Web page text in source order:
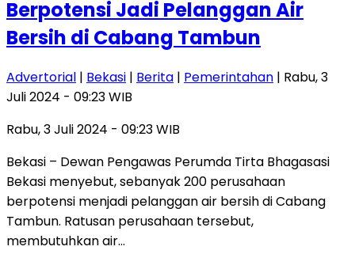
Berpotensi Jadi Pelanggan Air
Bersih di Cabang Tambun
Advertorial | Bekasi | Berita | Pemerintahan | Rabu, 3
Juli 2024 - 09:23 WIB
Rabu, 3 Juli 2024 - 09:23 WIB
Bekasi – Dewan Pengawas Perumda Tirta Bhagasasi
Bekasi menyebut, sebanyak 200 perusahaan
berpotensi menjadi pelanggan air bersih di Cabang
Tambun. Ratusan perusahaan tersebut,
membutuhkan air…